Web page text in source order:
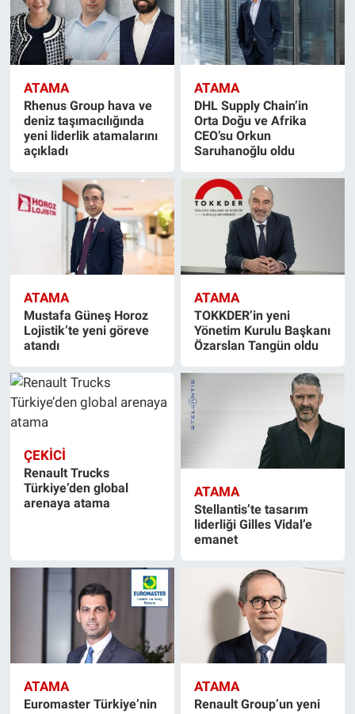
ATAMA
Rhenus Group hava ve
deniz taşımacılığında
yeni liderlik atamalarını
açıkladı
ATAMA
DHL Supply Chain’in
Orta Doğu ve Afrika
CEO’su Orkun
Saruhanoğlu oldu
ATAMA
Mustafa Güneş Horoz
Lojistik’te yeni göreve
atandı
ATAMA
TOKKDER’in yeni
Yönetim Kurulu Başkanı
Özarslan Tangün oldu
ÇEKİCİ
Renault Trucks
Türkiye’den global
arenaya atama
ATAMA
Stellantis’te tasarım
liderliği Gilles Vidal’e
emanet
ATAMA
Euromaster Türkiye’nin
ATAMA
Renault Group’un yeni